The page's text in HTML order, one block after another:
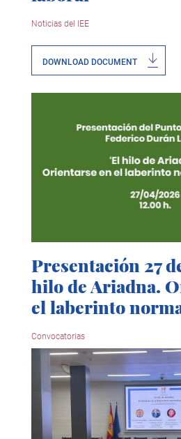
Noticias del IEE
DOWNLOAD DOCUMENT
Presentación 27
hilo de Ariadna.
el laberinto
Convocatorias